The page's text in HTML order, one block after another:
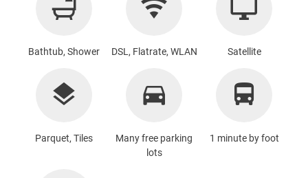
Bathtub, Shower DSL, Flatrate, WLAN Satellite
Parquet, Tiles
Many free parking
lots
1 minute by foot